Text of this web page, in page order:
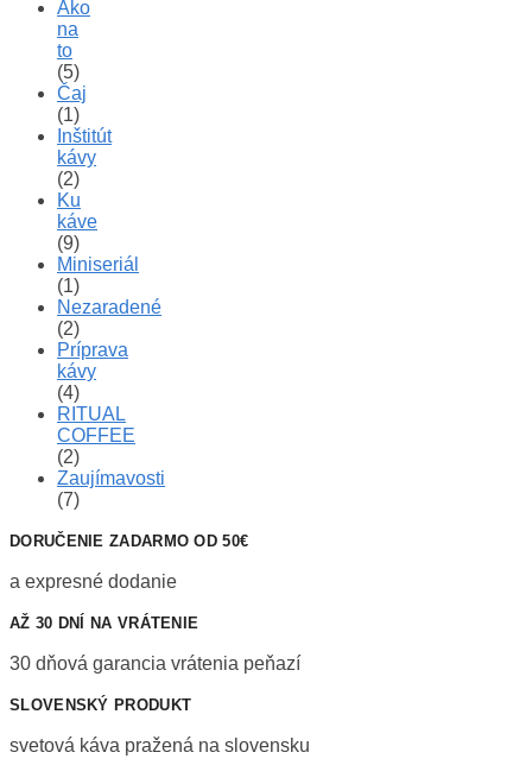
Ako
na
to
(5)
Čaj
(1)
Inštitút
kávy
(2)
Ku
káve
(9)
Miniseriál
(1)
Nezaradené
(2)
Príprava
kávy
(4)
RITUAL
COFFEE
(2)
Zaujímavosti
(7)
DORUČENIE ZADARMO OD 50€
a expresné dodanie
AŽ 30 DNÍ NA VRÁTENIE
30 dňová garancia vrátenia peňazí
SLOVENSKÝ PRODUKT
svetová káva pražená na slovensku